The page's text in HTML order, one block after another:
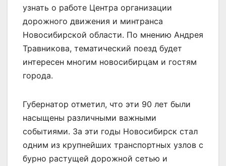
узнать о работе Центра организации
дорожного движения и минтранса
Новосибирской области. По мнению Андрея
Травникова, тематический поезд будет
интересен многим новосибирцам и гостям
города.
Губернатор отметил, что эти 90 лет были
насыщены различными важными
событиями. За эти годы Новосибирск стал
одним из крупнейших транспортных узлов с
бурно растущей дорожной сетью и